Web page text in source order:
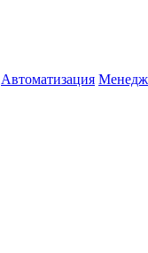
Автоматизация